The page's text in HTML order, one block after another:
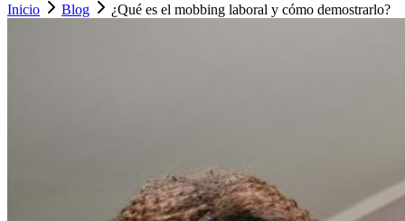
Inicio Blog ¿Qué es el mobbing laboral y cómo demostrarlo?